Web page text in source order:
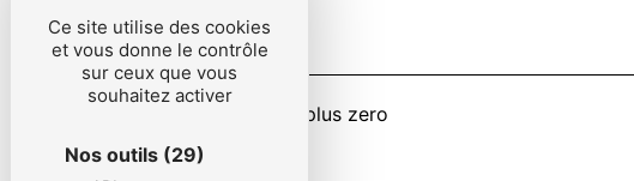
Combien font sept plus zero
Ce site utilise des cookies
et vous donne le contrôle
sur ceux que vous
souhaitez activer
Nos outils (29)